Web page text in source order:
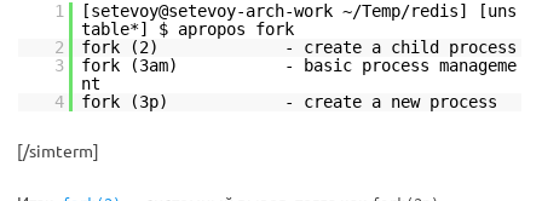
1
[setevoy@setevoy-arch-work ~/Temp/redis] [uns
table*] $ apropos fork
2
fork (2) - create a child process
3
fork (3am) - basic process manageme
nt
4
fork (3p) - create a new process
[/simterm]